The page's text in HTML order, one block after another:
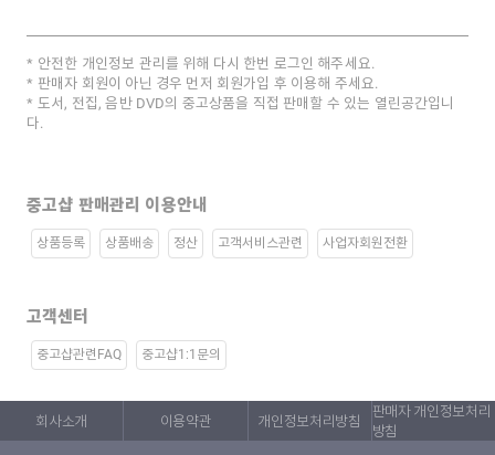
안전한 개인정보 관리를 위해 다시 한번 로그인 해주세요.
판매자 회원이 아닌 경우 먼저 회원가입 후 이용해 주세요.
도서, 전집, 음반 DVD의 중고상품을 직접 판매할 수 있는 열린공간입니
다.
중고샵 판매관리 이용안내
상품등록 상품배송 정산 고객서비스관련 사업자회원전환
고객센터
중고샵관련FAQ 중고샵1:1문의
회사소개 이용약관 개인정보처리방침
판매자 개인정보처리
방침